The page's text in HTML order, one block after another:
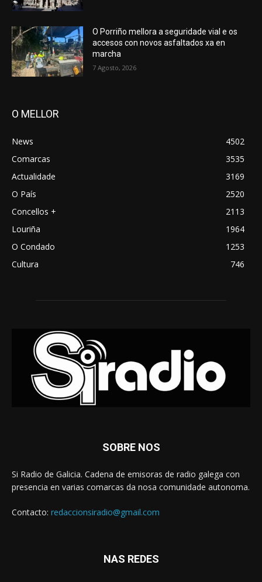
O Porriño mellora a seguridade vial e os
accesos con novos asfaltados xa en
marcha
7 Agosto, 2026
O MELLOR
News
4502
Comarcas
3535
Actualidade
3169
O País
2520
Concellos +
2113
Louriña
1964
O Condado
1253
Cultura
746
SOBRE NOS
Si Radio de Galicia. Cadena de emisoras de radio galega con
presencia en varias comarcas da nosa comunidade autonoma.
Contacto: redaccionsiradio@gmail.com
NAS REDES